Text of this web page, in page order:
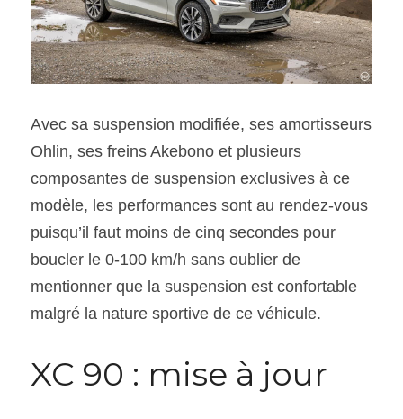
Avec sa suspension modifiée, ses amortisseurs
Ohlin, ses freins Akebono et plusieurs
composantes de suspension exclusives à ce
modèle, les performances sont au rendez-vous
puisqu’il faut moins de cinq secondes pour
boucler le 0-100 km/h sans oublier de
mentionner que la suspension est confortable
malgré la nature sportive de ce véhicule.
XC 90 : mise à jour